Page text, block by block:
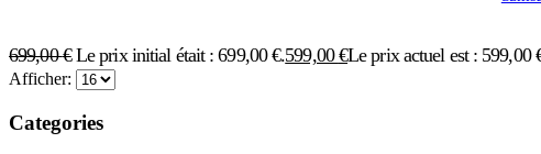
699,00€ Le prix initial était : 699,00 €.599,00€Le prix actuel est : 599,00
Afficher:
Categories